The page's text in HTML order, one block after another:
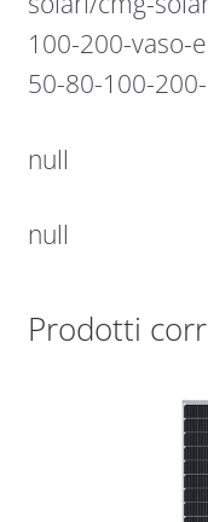
100-200-vaso-
50-80-100-
null
null
Prodotti